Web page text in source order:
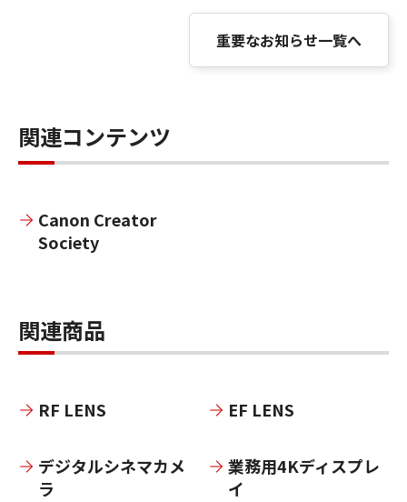
重要なお知らせ一覧へ
関連コンテンツ
Canon Creator
Society
関連商品
RF LENS EF LENS
デジタルシネマカメ
ラ
業務用4Kディスプレ
イ